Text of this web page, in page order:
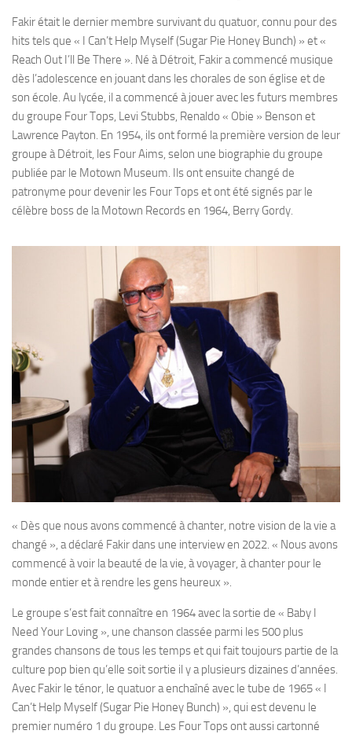
Fakir était le dernier membre survivant du quatuor, connu pour des
hits tels que « I Can’t Help Myself (Sugar Pie Honey Bunch) » et «
Reach Out I’ll Be There ». Né à Détroit, Fakir a commencé musique
dès l’adolescence en jouant dans les chorales de son église et de
son école. Au lycée, il a commencé à jouer avec les futurs membres
du groupe Four Tops, Levi Stubbs, Renaldo « Obie » Benson et
Lawrence Payton. En 1954, ils ont formé la première version de leur
groupe à Détroit, les Four Aims, selon une biographie du groupe
publiée par le Motown Museum. Ils ont ensuite changé de
patronyme pour devenir les Four Tops et ont été signés par le
célèbre boss de la Motown Records en 1964, Berry Gordy.
« Dès que nous avons commencé à chanter, notre vision de la vie a
changé », a déclaré Fakir dans une interview en 2022. « Nous avons
commencé à voir la beauté de la vie, à voyager, à chanter pour le
monde entier et à rendre les gens heureux ».
Le groupe s’est fait connaître en 1964 avec la sortie de « Baby I
Need Your Loving », une chanson classée parmi les 500 plus
grandes chansons de tous les temps et qui fait toujours partie de la
culture pop bien qu’elle soit sortie il y a plusieurs dizaines d’années.
Avec Fakir le ténor, le quatuor a enchaîné avec le tube de 1965 « I
Can’t Help Myself (Sugar Pie Honey Bunch) », qui est devenu le
premier numéro 1 du groupe. Les Four Tops ont aussi cartonné